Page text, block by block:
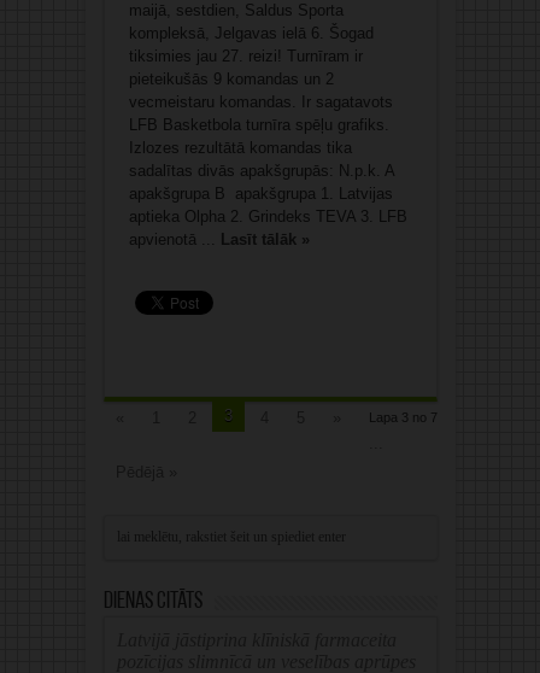
maijā, sestdien, Saldus Sporta
kompleksā, Jelgavas ielā 6. Šogad
tiksimies jau 27. reizi! Turnīram ir
pieteikušās 9 komandas un 2
vecmeistaru komandas. Ir sagatavots
LFB Basketbola turnīra spēļu grafiks.
Izlozes rezultātā komandas tika
sadalītas divās apakšgrupās: N.p.k. A
apakšgrupa B apakšgrupa 1. Latvijas
aptieka Olpha 2. Grindeks TEVA 3. LFB
apvienotā ... Lasīt tālāk »
Lapa 3 no 7
3
Dienas citāts